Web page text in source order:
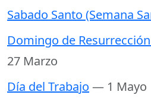
Sabado Santo (Semana
Domingo de
27 Marzo
Día del Trabajo — 1 Mayo